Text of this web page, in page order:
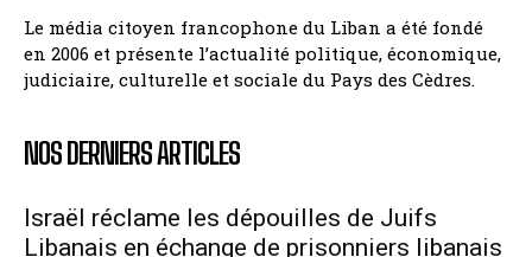
Le média citoyen francophone du Liban a été fondé
en 2006 et présente l’actualité politique, économique,
judiciaire, culturelle et sociale du Pays des Cèdres.
NOS DERNIERS ARTICLES
Israël réclame les dépouilles de Juifs
Libanais en échange de prisonniers libanais